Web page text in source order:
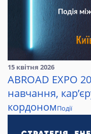
15 квітня 2026
ABROAD EXPO
навчання,
кордономПодії